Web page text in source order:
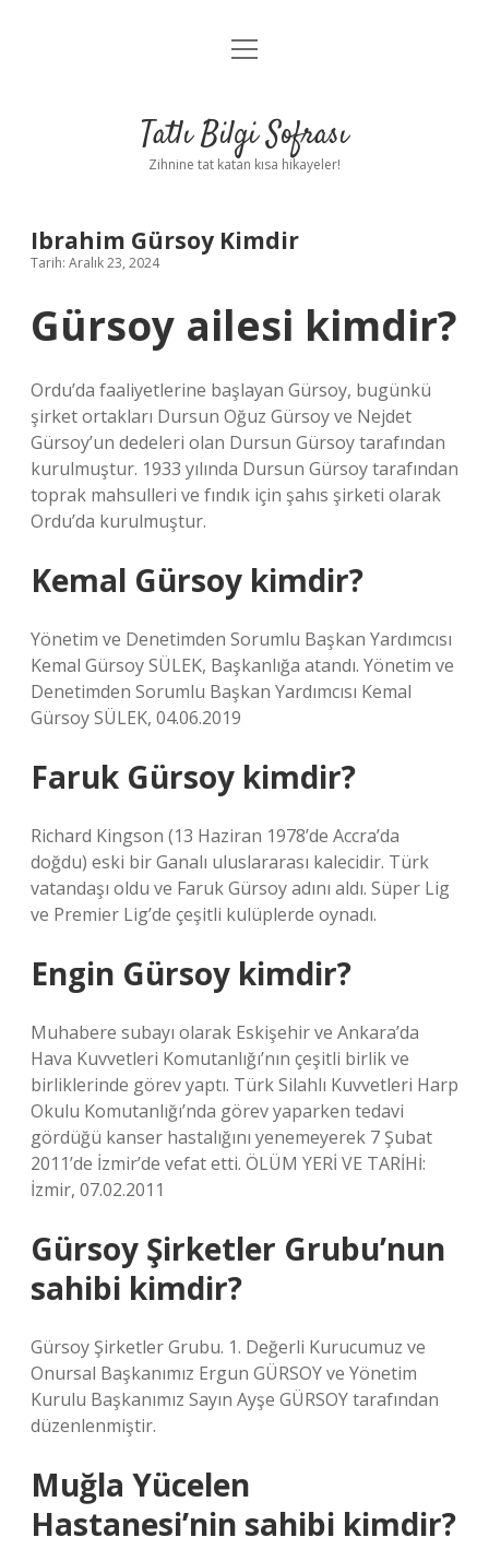
Anasayfa
Yasal Uyarı
menüyü
Tatlı Bilgi Sofrası
Zihnine tat katan kısa hikayeler!
Ibrahim Gürsoy Kimdir
Tarih: Aralık 23, 2024
Gürsoy ailesi kimdir?
Ordu’da faaliyetlerine başlayan Gürsoy, bugünkü
şirket ortakları Dursun Oğuz Gürsoy ve Nejdet
Gürsoy’un dedeleri olan Dursun Gürsoy tarafından
kurulmuştur. 1933 yılında Dursun Gürsoy tarafından
toprak mahsulleri ve fındık için şahıs şirketi olarak
Ordu’da kurulmuştur.
Kemal Gürsoy kimdir?
Yönetim ve Denetimden Sorumlu Başkan Yardımcısı
Kemal Gürsoy SÜLEK, Başkanlığa atandı. Yönetim ve
Denetimden Sorumlu Başkan Yardımcısı Kemal
Gürsoy SÜLEK, 04.06.2019
Faruk Gürsoy kimdir?
Richard Kingson (13 Haziran 1978’de Accra’da
doğdu) eski bir Ganalı uluslararası kalecidir. Türk
vatandaşı oldu ve Faruk Gürsoy adını aldı. Süper Lig
ve Premier Lig’de çeşitli kulüplerde oynadı.
Engin Gürsoy kimdir?
Muhabere subayı olarak Eskişehir ve Ankara’da
Hava Kuvvetleri Komutanlığı’nın çeşitli birlik ve
birliklerinde görev yaptı. Türk Silahlı Kuvvetleri Harp
Okulu Komutanlığı’nda görev yaparken tedavi
gördüğü kanser hastalığını yenemeyerek 7 Şubat
2011’de İzmir’de vefat etti. ÖLÜM YERİ VE TARİHİ:
İzmir, 07.02.2011
Gürsoy Şirketler Grubu’nun
sahibi kimdir?
Gürsoy Şirketler Grubu. 1. Değerli Kurucumuz ve
Onursal Başkanımız Ergun GÜRSOY ve Yönetim
Kurulu Başkanımız Sayın Ayşe GÜRSOY tarafından
düzenlenmiştir.
Muğla Yücelen
Hastanesi’nin sahibi kimdir?